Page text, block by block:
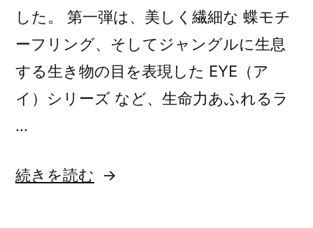
した。 第一弾は、美しく繊細な 蝶モチ
ーフリング、そしてジャングルに生息
する生き物の目を表現した EYE（ア
イ）シリーズ など、生命力あふれるラ
…
“designsix
続きを読む